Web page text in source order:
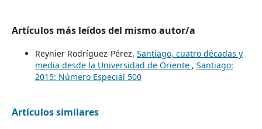
Artículos más leídos del mismo autor/a
Reynier Rodríguez-Pérez, Santiago, cuatro décadas y
media desde la Universidad de Oriente , Santiago:
2015: Número Especial 500
Artículos similares